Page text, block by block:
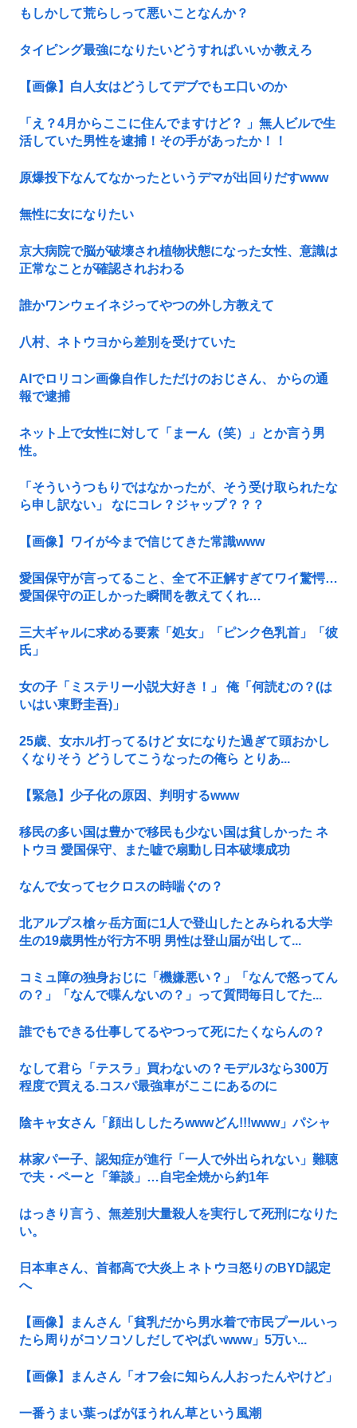
【Pickup08083030】
もしかして荒らしって悪いことなんか？
タイピング最強になりたいどうすればいいか教えろ
【画像】白人女はどうしてデブでもエ口いのか
「え？4月からここに住んでますけど？ 」無人ビルで生
活していた男性を逮捕！その手があったか！！
原爆投下なんてなかったというデマが出回りだすwww
無性に女になりたい
京大病院で脳が破壊され植物状態になった女性、意識は
正常なことが確認されおわる
誰かワンウェイネジってやつの外し方教えて
八村、ネトウヨから差別を受けていた
AIでロリコン画像自作しただけのおじさん、 からの通
報で逮捕
ネット上で女性に対して「まーん（笑）」とか言う男
性。
「そういうつもりではなかったが、そう受け取られたな
ら申し訳ない」 なにコレ？ジャップ？？？
【画像】ワイが今まで信じてきた常識www
愛国保守が言ってること、全て不正解すぎてワイ驚愕…
愛国保守の正しかった瞬間を教えてくれ…
三大ギャルに求める要素「処女」「ピンク色乳首」「彼
氏」
女の子「ミステリー小説大好き！」 俺「何読むの？(は
いはい東野圭吾)」
25歳、女ホル打ってるけど 女になりた過ぎて頭おかし
くなりそう どうしてこうなったの俺ら とりあ...
【緊急】少子化の原因、判明するwww
移民の多い国は豊かで移民も少ない国は貧しかった ネ
トウヨ 愛国保守、また嘘で扇動し日本破壊成功
なんで女ってセクロスの時喘ぐの？
北アルプス槍ヶ岳方面に1人で登山したとみられる大学
生の19歳男性が行方不明 男性は登山届が出して...
コミュ障の独身おじに「機嫌悪い？」「なんで怒ってん
の？」「なんで喋んないの？」って質問毎日してた...
誰でもできる仕事してるやつって死にたくならんの？
なして君ら「テスラ」買わないの？モデル3なら300万
程度で買える.コスパ最強車がここにあるのに
陰キャ女さん「顔出ししたろwwwどん!!!www」パシャ
林家パー子、認知症が進行「一人で外出られない」難聴
で夫・ペーと「筆談」…自宅全焼から約1年
はっきり言う、無差別大量殺人を実行して死刑になりた
い。
日本車さん、首都高で大炎上 ネトウヨ怒りのBYD認定
へ
【画像】まんさん「貧乳だから男水着で市民プールいっ
たら周りがコソコソしだしてやばいwww」5万い...
【画像】まんさん「オフ会に知らん人おったんやけど」
一番うまい葉っぱがほうれん草という風潮